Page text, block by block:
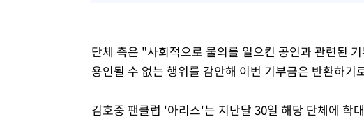
단체 측은 "사회적으로 물의를 일으킨 공인과 관련된
용인될 수 없는 행위를 감안해 이번 기부금은 반환하기
김호중 팬클럽 '아리스'는 지난달 30일 해당 단체에 학